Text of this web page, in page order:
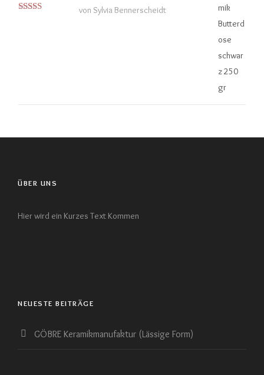
von Sylvia Bennerscheidt
ÜBER UNS
Hier wird ein Kurzes Text Kommen
NEUESTE BEITRÄGE
GÖBRE Keramikmanufaktur (Lässige Form)